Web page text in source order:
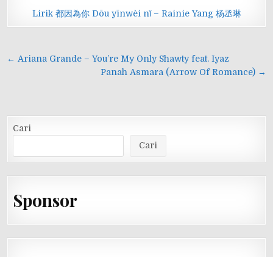
Lirik 都因為你 Dōu yīnwèi nǐ – Rainie Yang 杨丞琳
Navigasi
← Ariana Grande – You’re My Only Shawty feat. Iyaz
Panah Asmara (Arrow Of Romance) →
Cari
Cari
Sponsor